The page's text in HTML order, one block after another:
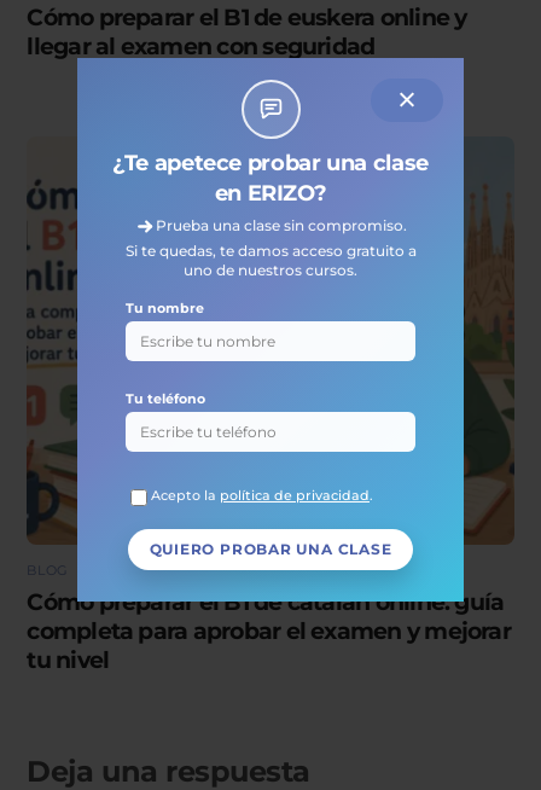
¿Te apetece probar una clase
en ERIZO?
Prueba una clase sin compromiso.
Si te quedas, te damos acceso gratuito a
uno de nuestros cursos.
Tu nombre
Tu teléfono
Acepto la política de privacidad.
Cómo preparar el B1 de euskera online y
llegar al examen con seguridad
BLOG
Cómo preparar el B1 de catalán online: guía
completa para aprobar el examen y mejorar
tu nivel
Deja una respuesta